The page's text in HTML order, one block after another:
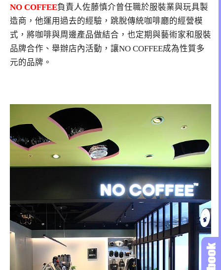
NO COFFEE負責人佐藤慎介曾任職於服裝業與玩具製
造商，他運用過去的經驗，跳脫傳統咖啡廳的經營模
式，將咖啡與周邊產品做結合，也定期與藝術家和服裝
品牌合作、舉辦店內活動，讓NO COFFEE成為性質多
元的品牌。